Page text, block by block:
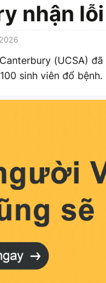
nhận lỗi
(UCSA)
sinh viên đổ bệnh.